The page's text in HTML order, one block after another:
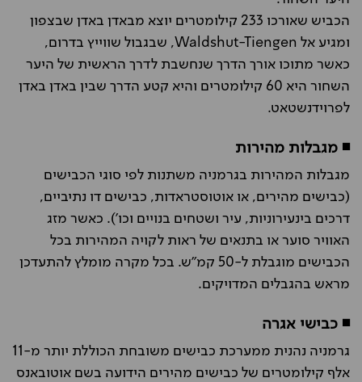
הכביש שאורכו 233 קילומטרים יוצא מבאדן באדן שבצפון
ומגיע אל Waldshut-Tiengen, שבגבול שווייץ בדרום,
כאשר מתוכו אורך הדרך שנחשבת לדרך הראשית של היער
השחור היא 60 קילומטרים והיא קטע הדרך שבין באדן באדן
לפרוידנשטאט.
◾ מגבלות מהירות
מגבלות המהירות בגרמניה משתנות לפי סוגי הכבישים
(כבישים מהירים, או אוטוסטראדות, כבישים דו נתיביים,
דרכים בינעירוניות, עיר ושטחים בנויים וכו'). כאשר מזג
האוויר סוער או בתנאים של ראות לקויה המהירות בכל
הכבישים מוגבלת ל-50 קמ"ש. בכל מקרה מומלץ להתעדכן
מראש בהגבלים המדויקים.
◾ כבישי אגרה
גרמניה נהנית ממערכת כבישים משובחת הכוללת יותר מ-11
אלף קילומטרים של כבישים מהירים הידועה בשם אוטובאנס